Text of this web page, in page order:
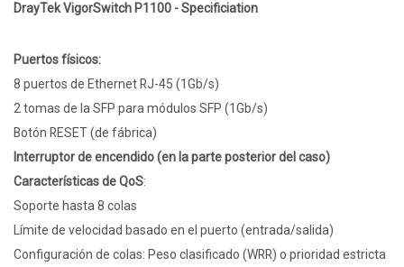
DrayTek VigorSwitch P1100 - Specificiation
Puertos físicos:
8 puertos de Ethernet RJ-45 (1Gb/s)
2 tomas de la SFP para módulos SFP (1Gb/s)
Botón RESET (de fábrica)
Interruptor de encendido (en la parte posterior del caso)
Características de QoS:
Soporte hasta 8 colas
Límite de velocidad basado en el puerto (entrada/salida)
Configuración de colas: Peso clasificado (WRR) o prioridad estricta